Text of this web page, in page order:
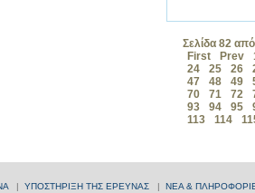
Σελίδα 82
First
Prev
24
25 26
47
48 49
70
71 72
93
94 95
113
114
| ΥΠΟΣΤΗΡΙΞΗ ΤΗΣ ΕΡΕΥΝΑΣ | ΝΕΑ &